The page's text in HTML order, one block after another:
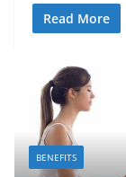
Read More
BENEFITS